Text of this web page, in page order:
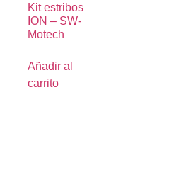
Kit estribos
ION – SW-
Motech
Añadir al
carrito